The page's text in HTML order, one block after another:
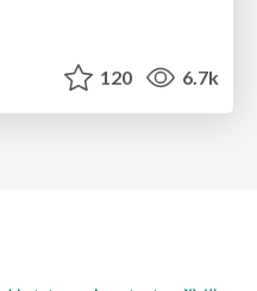
120 6.7k